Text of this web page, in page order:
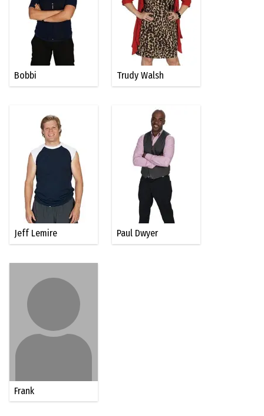
Bobbi Trudy Walsh
Jeff Lemire Paul Dwyer
Frank